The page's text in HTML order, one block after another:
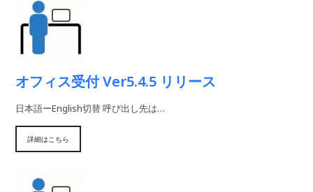
オフィス受付 Ver5.4.5 リリース
日本語ーEnglish切替 呼び出し先は…
詳細はこちら